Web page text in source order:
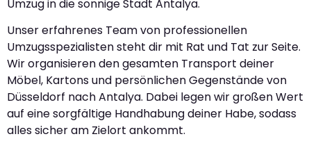
Umzug in die sonnige Stadt Antalya.
Unser erfahrenes Team von professionellen
Umzugsspezialisten steht dir mit Rat und Tat zur Seite.
Wir organisieren den gesamten Transport deiner
Möbel, Kartons und persönlichen Gegenstände von
Düsseldorf nach Antalya. Dabei legen wir großen Wert
auf eine sorgfältige Handhabung deiner Habe, sodass
alles sicher am Zielort ankommt.